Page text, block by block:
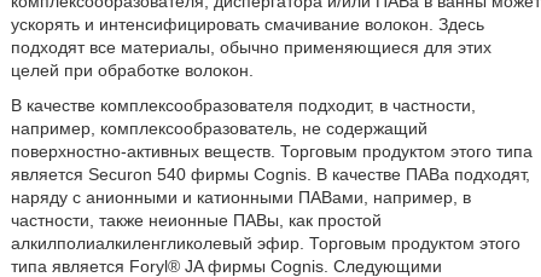
ускорять и интенсифицировать смачивание волокон. Здесь
подходят все материалы, обычно применяющиеся для этих
целей при обработке волокон.
В качестве комплексообразователя подходит, в частности,
например, комплексообразователь, не содержащий
поверхностно-активных веществ. Торговым продуктом этого типа
является Securon 540 фирмы Cognis. В качестве ПАВа подходят,
наряду с анионными и катионными ПАВами, например, в
частности, также неионные ПАВы, как простой
алкилполиалкиленгликолевый эфир. Торговым продуктом этого
типа является Foryl® JA фирмы Cognis. Следующими